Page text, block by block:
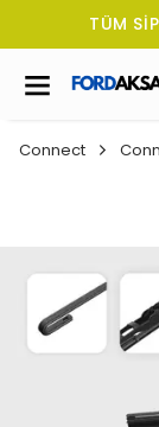
TÜM
Connect